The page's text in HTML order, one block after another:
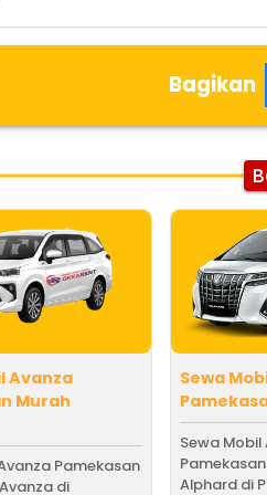
Bagikan
Avanza
Murah
Pamekasan
di
Sewa
Sewa
Alphard di